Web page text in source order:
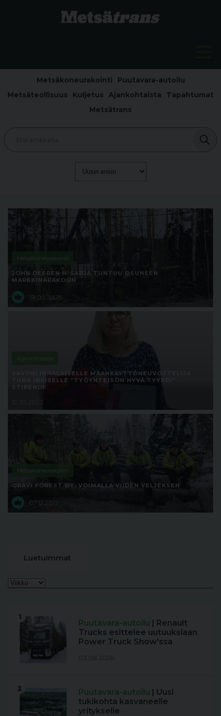
Metsäkoneurakointi
Puutavara-autoilu
Metsäteollisuus
Kuljetus Ajankohtaista
Tapahtumat
Metsätrans
Metsäkoneurakointi
JOHN DEEREN H-SARJA TUNTUU OSUNEEN
MARKKINARAKOON
18.03.2025
Ajankohtaista
SAVONLINNALAISELLE MAANKÄYTTÖNEUVOTTELIJA
TIINA INKISELLE ”TYÖYHTEISÖN HYVÄ TYYPPI” -
STIPENDI
12.05.2023
Metsäkoneurakointi
ORAVI FOREST OY: VOIMALLA VIIDEN VELJEKSEN
07.12.2017
Luetuimmat
1
Puutavara-autoilu | Renault
Trucks esittelee uutuuksiaan
Power Truck Show'ssa
03.08.2026
2 Puutavara-autoilu | Uusi
tukikohta kasvaneelle
yritykselle